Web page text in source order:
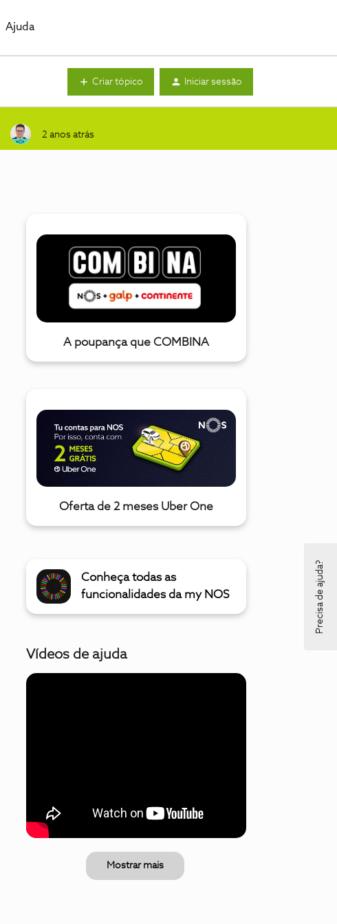
Ajuda
Criar tópico Iniciar sessão
2 anos atrás
A poupança que COMBINA
Oferta de 2 meses Uber One
Conheça todas as
funcionalidades da my NOS
Vídeos de ajuda
Mostrar mais
Precisa de ajuda?